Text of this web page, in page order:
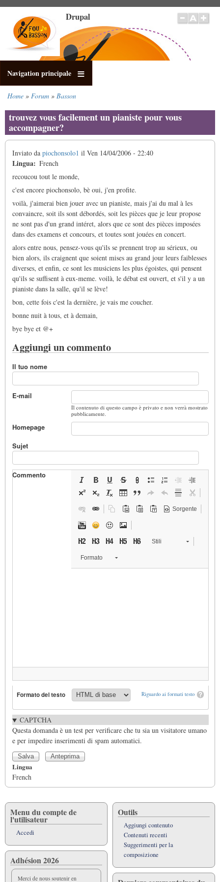
contenuto
principale
Drupal
Navigation principale
di
pane
Home Forum Basson
trouvez vous facilement un pianiste pour vous
accompagner?
Inviato da piochonsolo1 il Ven 14/04/2006 - 22:40
Lingua
French
recoucou tout le monde,
c'est encore piochonsolo, bè oui, j'en profite.
voilà, j'aimerai bien jouer avec un pianiste, mais j'ai du mal à les
convaincre, soit ils sont débordés, soit les pièces que je leur propose
ne sont pas d'un grand intéret, alors que ce sont des pièces imposées
dans des examens et concours, et toutes sont jouées en concert.
alors entre nous, pensez-vous qu'ils se prennent trop au sérieux, ou
bien alors, ils craignent que soient mises au grand jour leurs faiblesses
diverses, et enfin, ce sont les musiciens les plus égoistes, qui pensent
qu'ils se suffisent à eux-meme. voilà, le débat est ouvert, et s'il y a un
pianiste dans la salle, qu'il se lève!
bon, cette fois c'est la dernière, je vais me coucher.
bonne nuit à tous, et à demain,
bye bye et @+
Aggiungi un commento
Il tuo nome
E-mail
Il contenuto di questo campo è privato e non verrà mostrato
pubblicamente.
Homepage
Sujet
Commento
Sorgente
Stili
Formato
Riguardo ai formati testo
Formato del testo
CAPTCHA
Questa domanda è un test per verificare che tu sia un visitatore umano
e per impedire inserimenti di spam automatici.
Lingua
French
Menu du compte de
l'utilisateur
Accedi
Adhésion 2026
Merci de nous soutenir en
Outils
Aggiungi contenuto
Contenuti recenti
Suggerimenti per la
composizione